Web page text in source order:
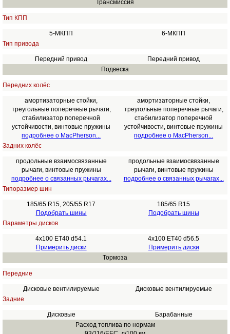
Трансмиссия
Тип КПП
5-МКПП
6-МКПП
Тип привода
Передний привод
Передний привод
Подвеска
Передних колёс
амортизаторные стойки,
треугольные поперечные рычаги,
стабилизатор поперечной
устойчивости, винтовые пружины
подробнее о MacPherson...
амортизаторные стойки,
треугольные поперечные рычаги,
стабилизатор поперечной
устойчивости, винтовые пружины
подробнее о MacPherson...
Задних колёс
продольные взаимосвязанные
рычаги, винтовые пружины
подробнее о связанных рычагах...
продольные взаимосвязанные
рычаги, винтовые пружины
подробнее о связанных рычагах...
Типоразмер шин
185/65 R15, 205/55 R17
Подобрать шины
185/65 R15
Подобрать шины
Параметры дисков
4x100 ET40 d54.1
Примерить диски
4x100 ET40 d56.5
Примерить диски
Тормоза
Передние
Дисковые вентилируемые
Дисковые вентилируемые
Задние
Дисковые
Барабанные
Расход топлива по нормам